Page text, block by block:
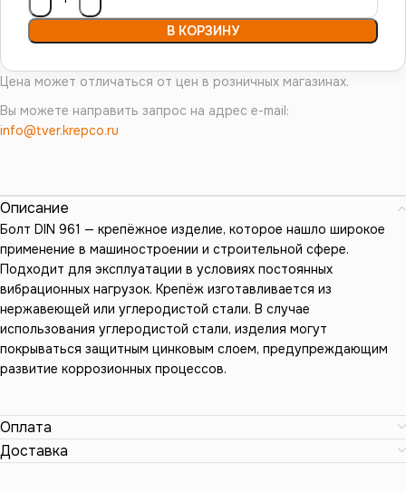
В КОРЗИНУ
Цена может отличаться от цен в розничных магазинах.
Вы можете направить запрос на адрес e-mail:
info@tver.krepco.ru
Описание
Болт DIN 961 — крепёжное изделие, которое нашло широкое
применение в машиностроении и строительной сфере.
Подходит для эксплуатации в условиях постоянных
вибрационных нагрузок. Крепёж изготавливается из
нержавеющей или углеродистой стали. В случае
использования углеродистой стали, изделия могут
покрываться защитным цинковым слоем, предупреждающим
развитие коррозионных процессов.
Оплата
Доставка